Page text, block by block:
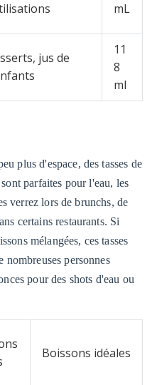
mL
jus de
11
8
ml
plus d'espace, des tasses de
parfaites pour l'eau, les
verrez lors de brunchs, de
certains restaurants. Si
mélangées, ces tasses
nombreuses personnes
pour des shots d'eau ou
Boissons idéales